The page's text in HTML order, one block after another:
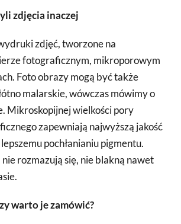
zdjęcia inaczej
zdjęć, tworzone na
fotograficznym, mikroporowym
Foto obrazy mogą być także
malarskie, wówczas mówimy o
Mikroskopijnej wielkości pory
zapewniają najwyższą jakość
pochłanianiu pigmentu.
rozmazują się, nie blakną nawet
warto je zamówić?